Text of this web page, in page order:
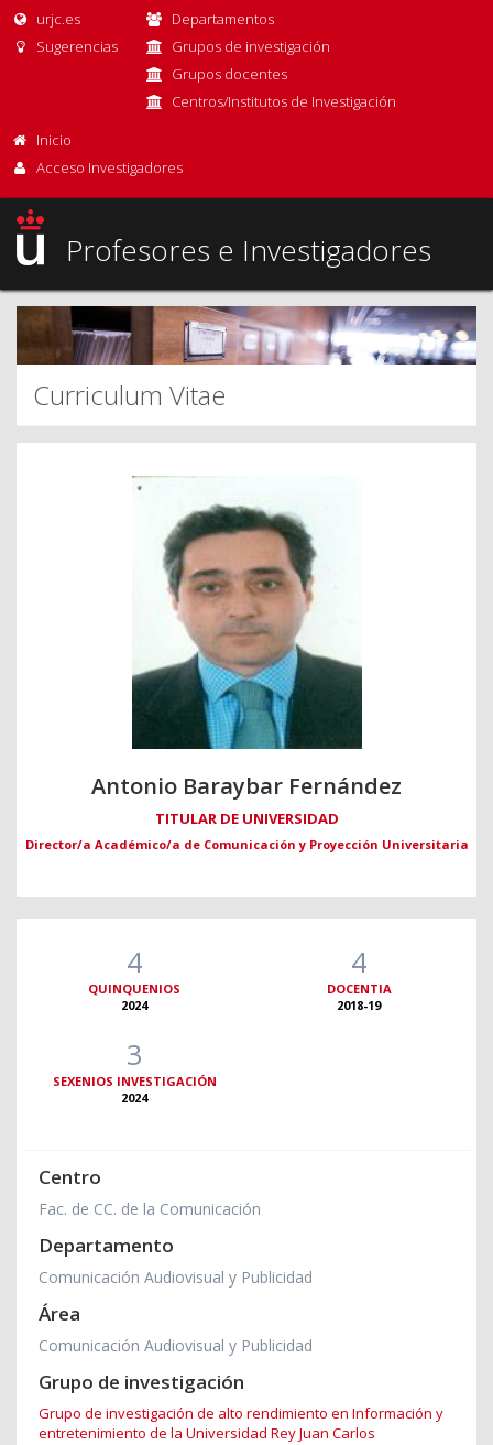
urjc.es
Sugerencias
Departamentos
Grupos de investigación
Grupos docentes
Centros/Institutos de Investigación
Inicio
Acceso Investigadores
Profesores e Investigadores
Curriculum Vitae
Antonio Baraybar Fernández
TITULAR DE UNIVERSIDAD
Director/a Académico/a de Comunicación y Proyección Universitaria
4
QUINQUENIOS
2024
4
DOCENTIA
2018-19
3
SEXENIOS INVESTIGACIÓN
2024
Centro
Fac. de CC. de la Comunicación
Departamento
Comunicación Audiovisual y Publicidad
Área
Comunicación Audiovisual y Publicidad
Grupo de investigación
Grupo de investigación de alto rendimiento en Información y
entretenimiento de la Universidad Rey Juan Carlos